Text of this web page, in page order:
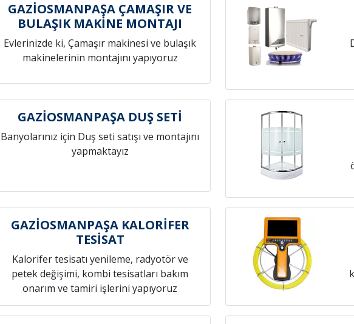
GAZİOSMANPAŞA ÇAMAŞIR VE
BULAŞIK MAKİNE MONTAJI
Evlerinizde ki, Çamaşır makinesi ve bulaşık
makinelerinin montajını yapıyoruz
GAZİOSMANPAŞA DUŞ SETİ
Banyolarınız için Duş seti satışı ve montajını
yapmaktayız
GAZİOSMANPAŞA KALORİFER
TESİSAT
Kalorifer tesisatı yenileme, radyotör ve
petek değişimi, kombi tesisatları bakım
onarım ve tamiri işlerini yapıyoruz